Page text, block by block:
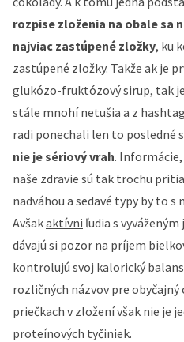
rozpise zloženia na obale sa
najviac zastúpené zložky, ku
zastúpené zložky. Takže ak je
glukózo-fruktózový sirup, tak
stále mnohí netušia a z
radi ponechali len to posledné
nie je sériový vrah. Informácie,
naše zdravie sú tak trochu
nadváhou a sedavé typy by to s
Avšakaktívni ľudia s
dávajú si pozor na príjem
kontrolujú svoj kalorický
rozličných názvov pre
priečkach v zložení však nie je
proteínových tyčiniek.